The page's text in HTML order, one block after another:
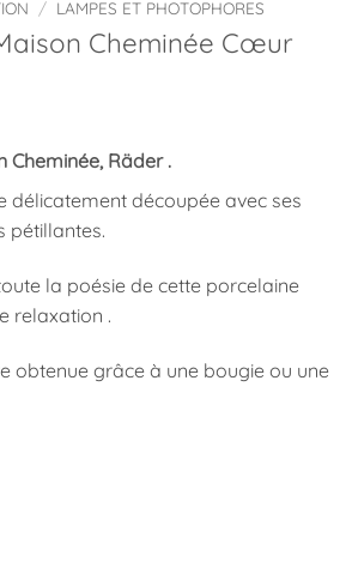
/ LAMPES ET PHOTOPHORES
Cheminée Cœur
Cheminée, Räder .
délicatement découpée avec ses
pétillantes.
la poésie de cette porcelaine
relaxation .
obtenue grâce à une bougie ou une